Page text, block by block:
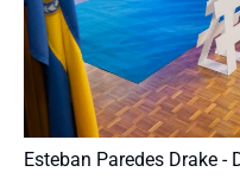
Esteban Paredes Drake -